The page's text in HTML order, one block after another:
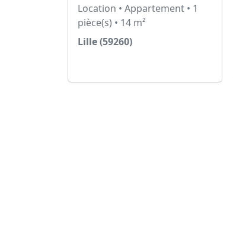
Location • Appartement • 1
pièce(s) • 14 m²
Lille (59260)